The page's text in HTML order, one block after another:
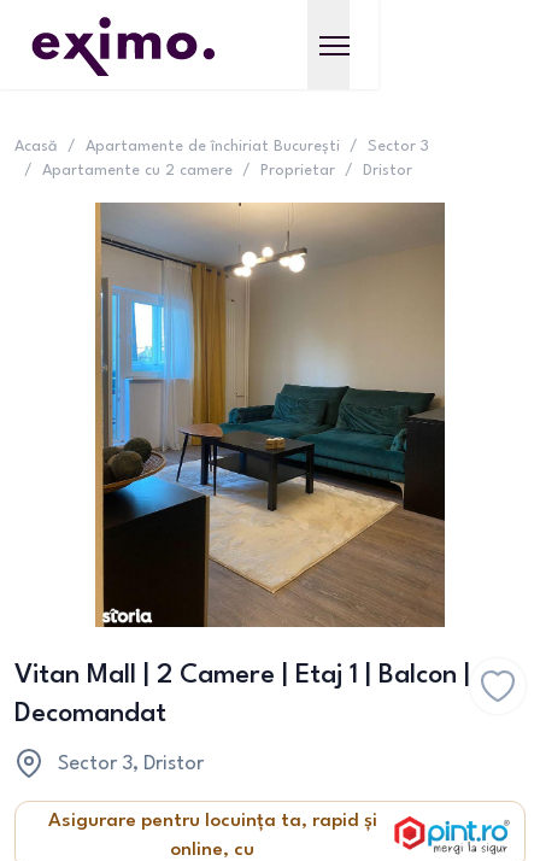
Acasă / Apartamente de închiriat București /
Sector 3
/
Apartamente cu 2 camere / Proprietar / Dristor
Vitan Mall | 2 Camere | Etaj 1 | Balcon |
Decomandat
Sector 3, Dristor
Asigurare pentru locuința ta, rapid și
online, cu